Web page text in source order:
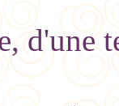
d'une